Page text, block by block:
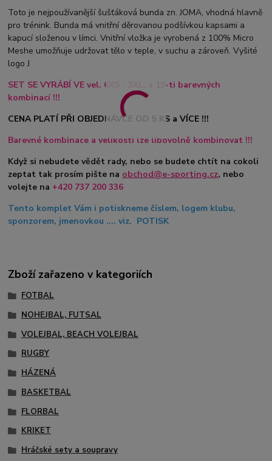
Toto je nejpoužívanější šušťáková bunda zn. JOMA, vhodná hlavně
pro trénink. Bunda má vnitřní děrovanou podšívkou kapsami a
kapucí složenou v límci. Vnitřní vložka je vyrobená z 100% Micro
Meshe umožňuje udržovat tělo v teple, v suchu a zároveň. Vyšité
logo J
SET SE VYRÁBÍ VE vel. 6XS - 3XL, a 19-ti barevných
kombinací !!!
CENA PLATÍ PŘI OBJEDNÁVCE OD 5 KS a VÍCE !!!
Barevné kombinace a velikosti lze libovolně kombinovat !!!
Když si nebudete vědět rady, nebo se budete chtít na cokoli
zeptat tak prosím pište na obchod@e-sporting.cz, nebo
volejte na +420 737 200 336
Tento komplet Vám i potiskneme číslem, logem klubu,
sponzorem, jmenovkou .... viz. POTISK
Zboží zařazeno v kategoriích
FOTBAL
NOHEJBAL, FUTSAL
VOLEJBAL, BEACH VOLEJBAL
RUGBY
HÁZENÁ
BASKETBAL
FLORBAL
KRIKET
Hráčské sety a soupravy